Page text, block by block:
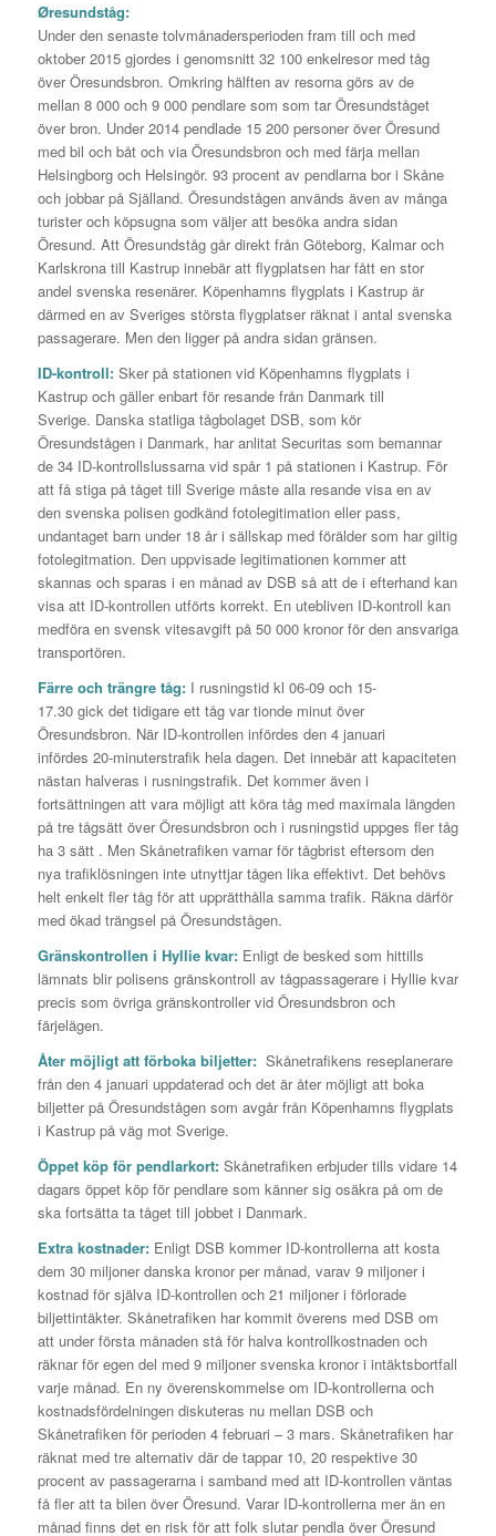
Øresundståg:
Under den senaste tolvmånadersperioden fram till och med
oktober 2015 gjordes i genomsnitt 32 100 enkelresor med tåg
över Öresundsbron. Omkring hälften av resorna görs av de
mellan 8 000 och 9 000 pendlare som som tar Öresundståget
över bron. Under 2014 pendlade 15 200 personer över Öresund
med bil och båt och via Öresundsbron och med färja mellan
Helsingborg och Helsingör. 93 procent av pendlarna bor i Skåne
och jobbar på Själland. Öresundstågen används även av många
turister och köpsugna som väljer att besöka andra sidan
Öresund. Att Öresundståg går direkt från Göteborg, Kalmar och
Karlskrona till Kastrup innebär att flygplatsen har fått en stor
andel svenska resenärer. Köpenhamns flygplats i Kastrup är
därmed en av Sveriges största flygplatser räknat i antal svenska
passagerare. Men den ligger på andra sidan gränsen.
ID-kontroll:Sker på stationen vid Köpenhamns flygplats i
Kastrup och gäller enbart för resande från Danmark till
Sverige. Danska statliga tågbolaget DSB, som kör
Öresundstågen i Danmark, har anlitat Securitas som bemannar
de 34 ID-kontrollslussarna vid spår 1 på stationen i Kastrup. För
att få stiga på tåget till Sverige måste alla resande visa en av
den svenska polisen godkänd fotolegitimation eller pass,
undantaget barn under 18 år i sällskap med förälder som har giltig
fotolegitmation. Den uppvisade legitimationen kommer att
skannas och sparas i en månad av DSB så att de i efterhand kan
visa att ID-kontrollen utförts korrekt. En utebliven ID-kontroll kan
medföra en svensk vitesavgift på 50 000 kronor för den ansvariga
transportören.
Färre och trängre tåg:I rusningstid kl 06-09 och 15-
17.30 gick det tidigare ett tåg var tionde minut över
Öresundsbron. När ID-kontrollen infördes den 4 januari
infördes 20-minuterstrafik hela dagen. Det innebär att kapaciteten
nästan halveras i rusningstrafik. Det kommer även i
fortsättningen att vara möjligt att köra tåg med maximala längden
på tre tågsätt över Öresundsbron och i rusningstid uppges fler tåg
ha 3 sätt . Men Skånetrafiken varnar för tågbrist eftersom den
nya trafiklösningen inte utnyttjar tågen lika effektivt. Det behövs
helt enkelt fler tåg för att upprätthålla samma trafik. Räkna därför
med ökad trängsel på Öresundstågen.
Gränskontrollen i Hyllie kvar:Enligt de besked som hittills
lämnats blir polisens gränskontroll av tågpassagerare i Hyllie kvar
precis som övriga gränskontroller vid Öresundsbron och
färjelägen.
Åter möjligt att förboka biljetter:Skånetrafikens reseplanerare
från den 4 januari uppdaterad och det är åter möjligt att boka
biljetter på Öresundstågen som avgår från Köpenhamns flygplats
i Kastrup på väg mot Sverige.
Öppet köp för pendlarkort:Skånetrafiken erbjuder tills vidare 14
dagars öppet köp för pendlare som känner sig osäkra på om de
ska fortsätta ta tåget till jobbet i Danmark.
Extra kostnader:Enligt DSB kommer ID-kontrollerna att kosta
dem 30 miljoner danska kronor per månad, varav 9 miljoner i
kostnad för själva ID-kontrollen och 21 miljoner i förlorade
biljettintäkter. Skånetrafiken har kommit överens med DSB om
att under första månaden stå för halva kontrollkostnaden och
räknar för egen del med 9 miljoner svenska kronor i intäktsbortfall
varje månad. En ny överenskommelse om ID-kontrollerna och
kostnadsfördelningen diskuteras nu mellan DSB och
Skånetrafiken för perioden 4 februari – 3 mars. Skånetrafiken har
räknat med tre alternativ där de tappar 10, 20 respektive 30
procent av passagerarna i samband med att ID-kontrollen väntas
få fler att ta bilen över Öresund. Varar ID-kontrollerna mer än en
månad finns det en risk för att folk slutar pendla över Öresund